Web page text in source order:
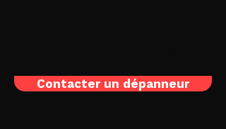
Contacter un dépanneur